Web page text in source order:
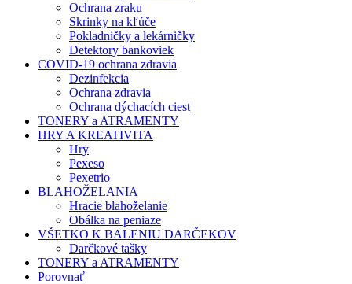
Ochrana zraku
Skrinky na kľúče
Pokladničky a lekárničky
Detektory bankoviek
COVID-19 ochrana zdravia
Dezinfekcia
Ochrana zdravia
Ochrana dýchacích ciest
TONERY a ATRAMENTY
HRY A KREATIVITA
Hry
Pexeso
Pexetrio
BLAHOŽELANIA
Hracie blahoželanie
Obálka na peniaze
VŠETKO K BALENIU DARČEKOV
Darčkové tašky
TONERY a ATRAMENTY
Porovnať